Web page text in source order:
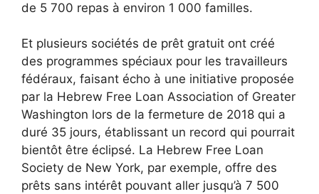
de 5 700 repas à environ 1 000 familles.
Et plusieurs sociétés de prêt gratuit ont créé
des programmes spéciaux pour les travailleurs
fédéraux, faisant écho à une initiative proposée
par la Hebrew Free Loan Association of Greater
Washington lors de la fermeture de 2018 qui a
duré 35 jours, établissant un record qui pourrait
bientôt être éclipsé. La Hebrew Free Loan
Society de New York, par exemple, offre des
prêts sans intérêt pouvant aller jusqu’à 7 500